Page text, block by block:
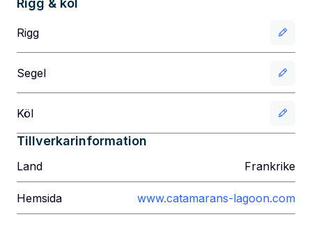
Rigg
Segel
Köl
Tillverkarinformation
Land Frankrike
Hemsida www.catamarans-lagoon.com